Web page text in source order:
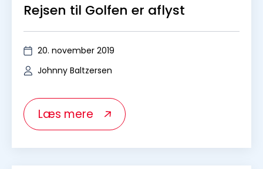
Rejsen til Golfen er aflyst
20. november 2019
Johnny Baltzersen
Læs mere